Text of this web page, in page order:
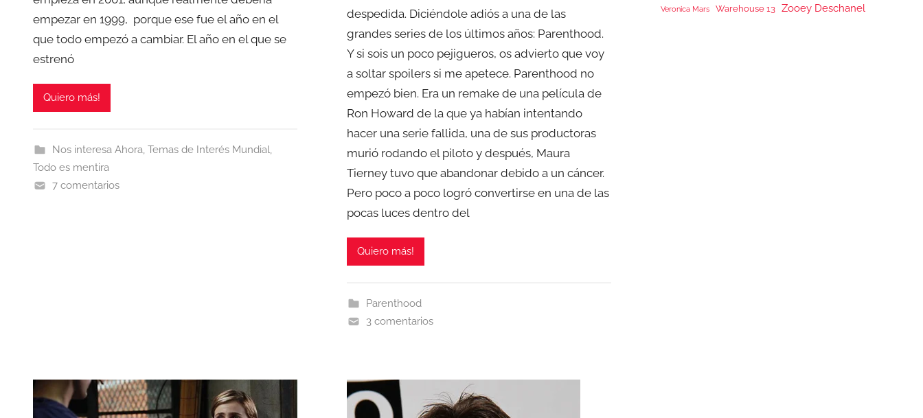
empezar en 1999, porque ese fue el año en el
que todo empezó a cambiar. El año en el que se
estrenó
Quiero más!
Nos interesa Ahora, Temas de Interés Mundial,
Todo es mentira
7 comentarios
despedida. Diciéndole adiós a una de las
grandes series de los últimos años: Parenthood.
Y si sois un poco pejigueros, os advierto que voy
a soltar spoilers si me apetece. Parenthood no
empezó bien. Era un remake de una película de
Ron Howard de la que ya habían intentando
hacer una serie fallida, una de sus productoras
murió rodando el piloto y después, Maura
Tierney tuvo que abandonar debido a un cáncer.
Pero poco a poco logró convertirse en una de las
pocas luces dentro del
Quiero más!
Parenthood
3 comentarios
Veronica Mars Warehouse 13 Zooey Deschanel